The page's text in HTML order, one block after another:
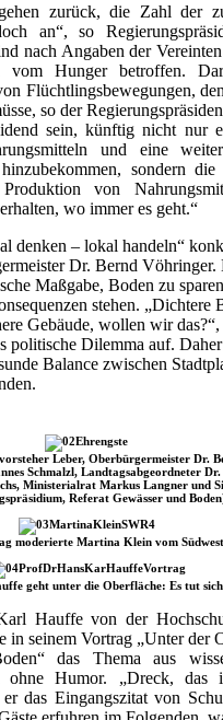
zurück, die Zahl der
an“, so
nach Angaben der
vom Hunger betroffen.
Flüchtlingsbewegungen,
so der
sein, künftig nicht nur
und eine
sondern die
von
wo immer es geht.“
denken – lokal handeln“
Dr. Bernd Vöhringer.
Maßgabe, Boden zu
stehen. „Dichtere
Gebäude, wollen wir
politische Dilemma auf. Daher
Balance zwischen
Leber, Oberbürgermeister Dr.
Schmalzl, Landtagsabgeordneter
Ministerialrat Markus Langner und
Referat Gewässer und
moderierte Martina Klein vom
geht unter die Oberfläche: Es tut sich
Hauffe von der
in seinem Vortrag „Unter der
das Thema aus
Humor. „Dreck, das
das Eingangszitat von